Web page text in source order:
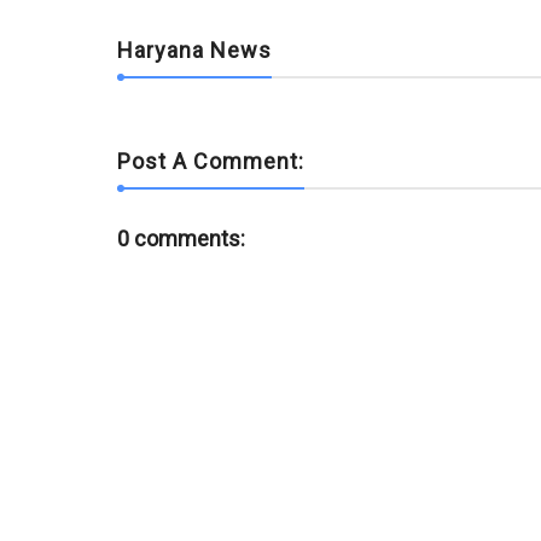
Haryana News
Post A Comment:
0 comments: